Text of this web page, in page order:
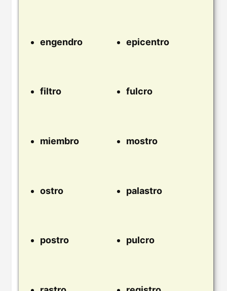
engendro epicentro
filtro fulcro
miembro mostro
ostro palastro
postro pulcro